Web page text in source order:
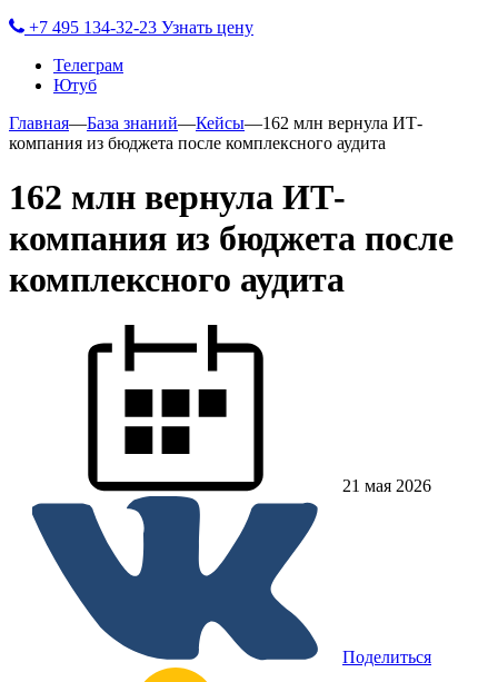
+7 495 134-32-23 Узнать цену
Телеграм
Ютуб
Главная—База знаний—Кейсы—162 млн вернула ИТ-
компания из бюджета после комплексного аудита
162 млн вернула ИТ-
компания из бюджета после
комплексного аудита
21 мая 2026
Поделиться